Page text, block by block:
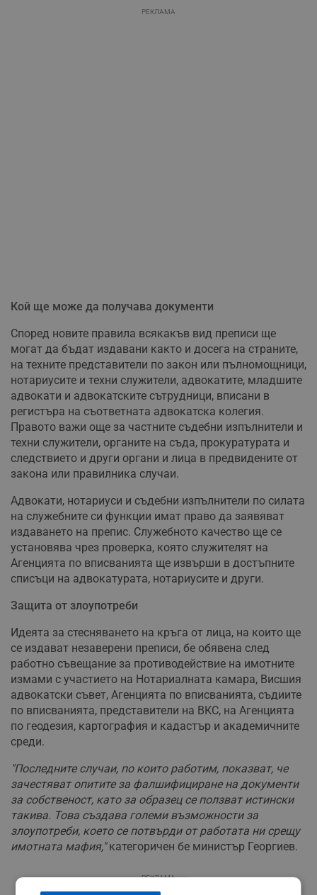
РЕКЛАМА
Кой ще може да получава документи
Според новите правила всякакъв вид преписи ще
могат да бъдат издавани както и досега на страните,
на техните представители по закон или пълномощници,
нотариусите и техни служители, адвокатите, младшите
адвокати и адвокатските сътрудници, вписани в
регистъра на съответната адвокатска колегия.
Правото важи още за частните съдебни изпълнители и
техни служители, органите на съда, прокуратурата и
следствието и други органи и лица в предвидените от
закона или правилника случаи.
Адвокати, нотариуси и съдебни изпълнители по силата
на служебните си функции имат право да заявяват
издаването на препис. Служебното качество ще се
установява чрез проверка, която служителят на
Агенцията по вписванията ще извърши в достъпните
списъци на адвокатурата, нотариусите и други.
Защита от злоупотреби
Идеята за стесняването на кръга от лица, на които ще
се издават незаверени преписи, бе обявена след
работно съвещание за противодействие на имотните
измами с участието на Нотариалната камара, Висшия
адвокатски съвет, Агенцията по вписванията, съдиите
по вписванията, представители на ВКС, на Агенцията
по геодезия, картография и кадастър и академичните
среди.
"Последните случаи, по които работим, показват, че
зачестяват опитите за фалшифициране на документи
за собственост, като за образец се ползват истински
такива. Това създава големи възможности за
злоупотреби, което се потвърди от работата ни срещу
имотната мафия,"категоричен бе министър Георгиев.
РЕКЛАМА